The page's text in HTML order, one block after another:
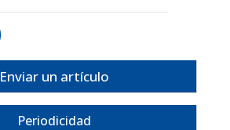
Enviar un artículo
Periodicidad